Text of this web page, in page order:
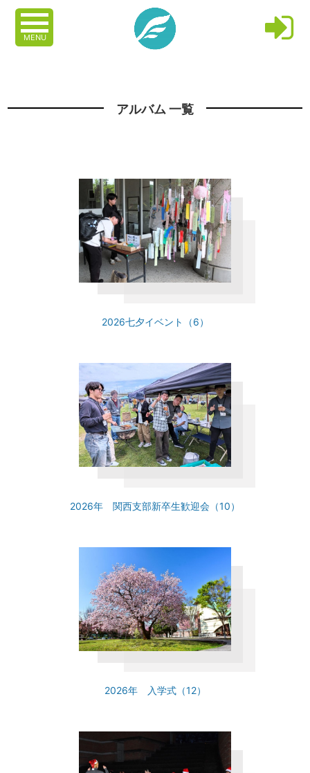
MENU
アルバム 一覧
2026七夕イベント（6）
2026年 関西支部新卒生歓迎会（10）
2026年 入学式（12）